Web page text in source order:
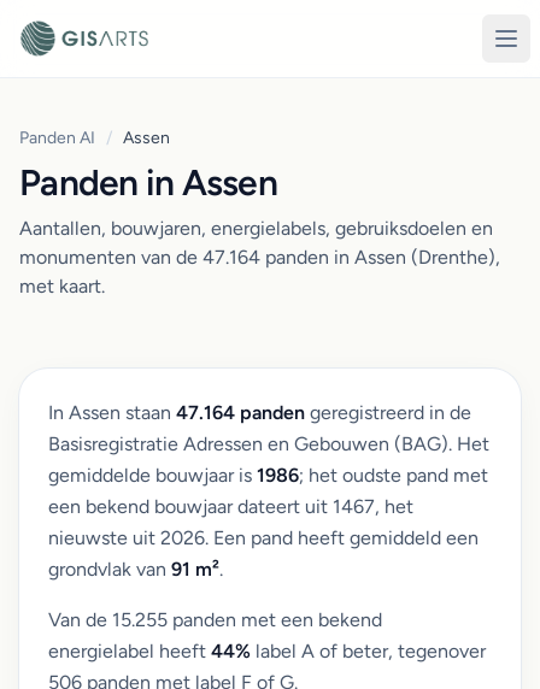
Panden AI / Assen
Panden in Assen
Aantallen, bouwjaren, energielabels, gebruiksdoelen en
monumenten van de 47.164 panden in Assen (Drenthe),
met kaart.
In Assen staan 47.164 panden geregistreerd in de
Basisregistratie Adressen en Gebouwen (BAG). Het
gemiddelde bouwjaar is 1986; het oudste pand met
een bekend bouwjaar dateert uit 1467, het
nieuwste uit 2026. Een pand heeft gemiddeld een
grondvlak van 91 m².
Van de 15.255 panden met een bekend
energielabel heeft 44% label A of beter, tegenover
506 panden met label F of G.